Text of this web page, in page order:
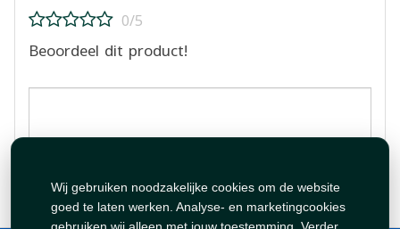
Wij gebruiken noodzakelijke cookies om de website
goed te laten werken. Analyse- en marketingcookies
0/5
Beoordeel dit product!
Beoordeling plaatsen